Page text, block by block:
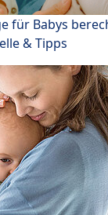
für Babys
& Tipps